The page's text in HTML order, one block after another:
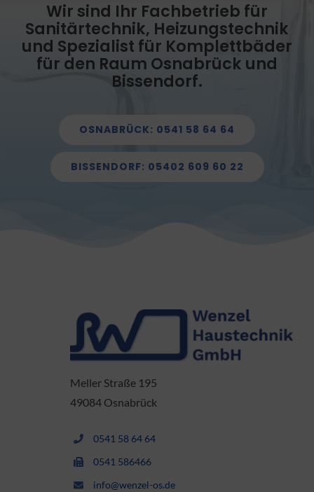
Wir sind Ihr Fachbetrieb für
Sanitärtechnik, Heizungstechnik
und Spezialist für Komplettbäder
für den Raum Osnabrück und
Bissendorf.
OSNABRÜCK: 0541 58 64 64
BISSENDORF: 05402 609 60 22
Meller Straße 195
49084 Osnabrück
0541 58 64 64
0541 586466
info@wenzel-os.de